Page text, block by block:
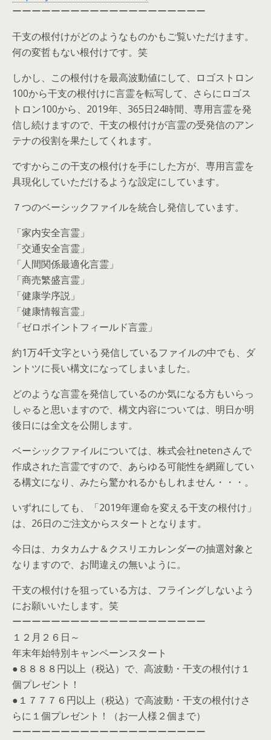
ーーーーーーーーーーーーーーーーーーーー
干支の根付けがどのようなものかもご覧いただけます。
何の変哲もない根付けです。笑
しかし、この根付けを最高波動値にして、ロゴストロン
100から干支の根付けに言霊を転写して、さらにロゴス
トロン100から、2019年、365日24時間、専用言霊を発
信し続けますので、干支の根付けが言霊の受発信のアン
テナの役割を果たしてくれます。
ですからこの干支の根付けを手にした方が、専用言霊を
具現化していただけるような設定にしています。
７つのベーシックファイルを統合し発信しています。
「家内安全言霊」
「交通安全言霊」
「人間関係最適化言霊」
「商売繁盛言霊」
「健康学序説」
「健康情報言霊」
「ゼロポイントフィールド言霊」
約1万4千文字という発信しているファイルの中でも、ダ
ントツに長い構文になってしまいました。
どのような言霊を発信しているのか気になる方もいらっ
しゃると思いますので、構文内容については、明日か明
後日には全文を公開します。
ベーシックファイルについては、株式会社netenさんで
作成された言霊ですので、あらゆる可能性を網羅してい
る構文になり、みたら驚かれるかもしれません・・・。
いずれにしても、「2019年運命を変える干支の根付け」
は、26日のご注文からスタートとなります。
今日は、カタカムナ＆クスリエカレンダーの抽選対象と
なりますので、お間違えの無いように。
干支の根付けを狙っている方は、フライングしないよう
にお願いいたします。笑
ーーーーーーーーーーーーーーーーーーーー
１２月２６日～
年末年始特別キャンペーンスタート
●８８８８円以上（税込）で、高波動・干支の根付け１
個プレゼント！
●１７７７６円以上（税込）で高波動・干支の根付けさ
らに１個プレゼント！（お一人様２個まで）
ーーーーーーーーーーーーーーーーーーーー